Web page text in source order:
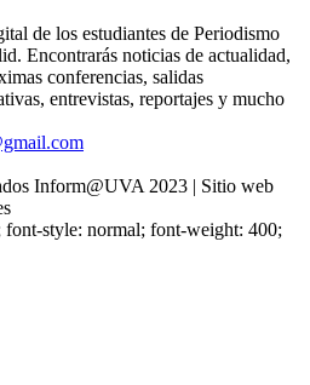
de los estudiantes de Periodismo
Encontrarás noticias de actualidad,
conferencias, salidas
entrevistas, reportajes y mucho
Inform@UVA 2023 | Sitio web
style: normal; font-weight: 400;